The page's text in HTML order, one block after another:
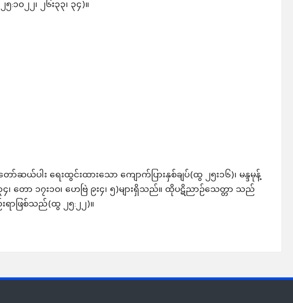
၀၂၂၊ ၂၆း၃၃၊ ၃၄)။
ပါး ရေးထွင်းထားသော ကျောက်ပြားနှစ်ချပ်(ထွ ၂၅း၁၆)၊ မန္ဒမုန့်
၊ တော ၁၇း၁ဝ၊ ဟေဗြဲ ၉း၄၊ ၅)များရှိသည်။ ထိုပဋိညာဉ်သေတ္တာ သည်
ာဖြစ်သည်(ထွ ၂၅:၂၂)။